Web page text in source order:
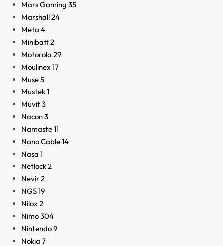
Mars Gaming 35
Marshall24
Meta 4
Minibatt2
Motorola 29
Moulinex 17
Muse5
Mustek1
Muvit3
Nacon3
Namaste11
Nano Cable14
Nasa 1
Netlock2
Nevir2
NGS19
Nilox 2
Nimo304
Nintendo9
Nokia 7